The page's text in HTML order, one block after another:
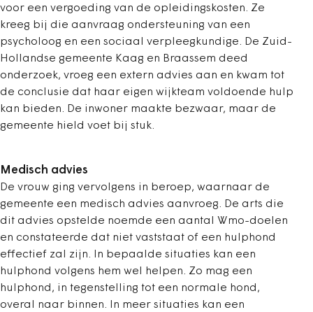
voor een vergoeding van de opleidingskosten. Ze
kreeg bij die aanvraag ondersteuning van een
psycholoog en een sociaal verpleegkundige. De Zuid-
Hollandse gemeente Kaag en Braassem deed
onderzoek, vroeg een extern advies aan en kwam tot
de conclusie dat haar eigen wijkteam voldoende hulp
kan bieden. De inwoner maakte bezwaar, maar de
gemeente hield voet bij stuk.
Medisch advies
De vrouw ging vervolgens in beroep, waarnaar de
gemeente een medisch advies aanvroeg. De arts die
dit advies opstelde noemde een aantal Wmo-doelen
en constateerde dat niet vaststaat of een hulphond
effectief zal zijn. In bepaalde situaties kan een
hulphond volgens hem wel helpen. Zo mag een
hulphond, in tegenstelling tot een normale hond,
overal naar binnen. In meer situaties kan een